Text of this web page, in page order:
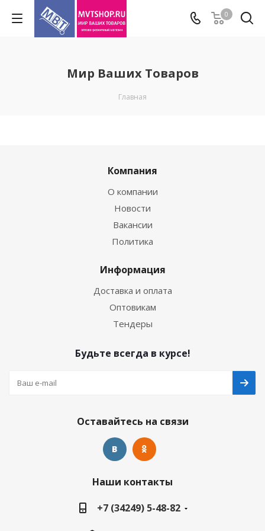
0
Мир Ваших Товаров
Главная
Компания
О компании
Новости
Вакансии
Политика
Информация
Доставка и оплата
Оптовикам
Тендеры
Будьте всегда в курсе!
Оставайтесь на связи
Наши контакты
+7 (34249) 5-48-82